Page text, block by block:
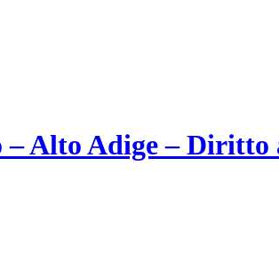
Alto Adige – Diritto